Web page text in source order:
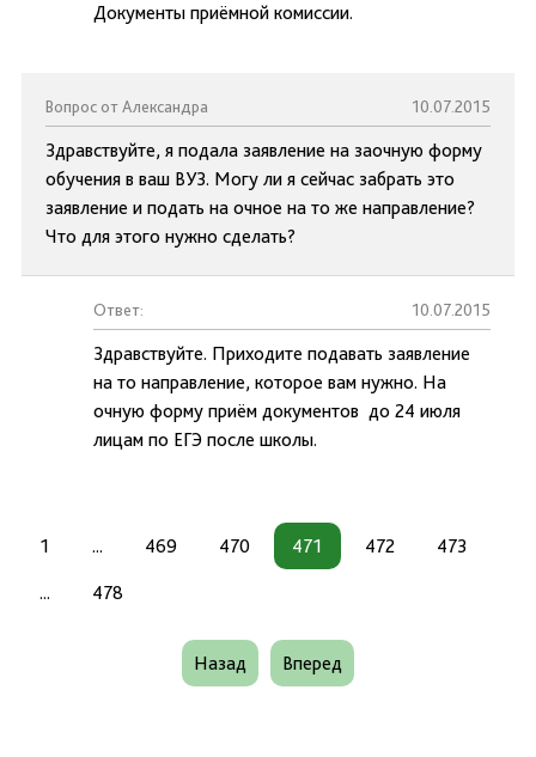
Документы приёмной комиссии.
Вопрос от Александра 10.07.2015
Здравствуйте, я подала заявление на заочную форму
обучения в ваш ВУЗ. Могу ли я сейчас забрать это
заявление и подать на очное на то же направление?
Что для этого нужно сделать?
Ответ: 10.07.2015
Здравствуйте. Приходите подавать заявление
на то направление, которое вам нужно. На
очную форму приём документов до 24 июля
лицам по ЕГЭ после школы.
1 ... 469 470 471 472 473
... 478
Назад Вперед